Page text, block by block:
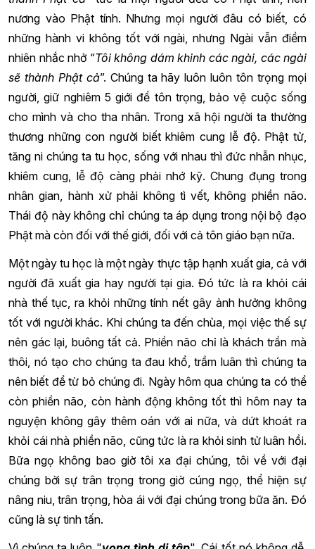
nương vào Phật tính. Nhưng mọi người đâu có biết, có
những hành vi không tốt với ngài, nhưng Ngài vẫn điềm
nhiên nhắc nhở “Tôi không dám khinh các ngài, các ngài
sẽ thành Phật cả”. Chúng ta hãy luôn luôn tôn trọng mọi
người, giữ nghiêm 5 giới để tôn trọng, bảo vệ cuộc sống
cho mình và cho tha nhân. Trong xã hội người ta thường
thương những con người biết khiêm cung lễ độ. Phật tử,
tăng ni chúng ta tu học, sống với nhau thì đức nhẫn nhục,
khiêm cung, lễ độ càng phải nhớ kỹ. Chung đụng trong
nhân gian, hành xử phải không tì vết, không phiền não.
Thái độ này không chỉ chúng ta áp dụng trong nội bộ đạo
Phật mà còn đối với thế giới, đối với cả tôn giáo bạn nữa.
Một ngày tu học là một ngày thực tập hạnh xuất gia, cả với
người đã xuất gia hay người tại gia. Đó tức là ra khỏi cái
nhà thế tục, ra khỏi những tính nết gây ảnh hưởng không
tốt với người khác. Khi chúng ta đến chùa, mọi việc thế sự
nên gác lại, buông tất cả. Phiền não chỉ là khách trần mà
thôi, nó tạo cho chúng ta đau khổ, trầm luân thì chúng ta
nên biết để từ bỏ chúng đi. Ngày hôm qua chúng ta có thể
còn phiền não, còn hành động không tốt thì hôm nay ta
nguyện không gây thêm oán với ai nữa, và dứt khoát ra
khỏi cái nhà phiền não, cũng tức là ra khỏi sinh tử luân hồi.
Bữa ngọ không bao giờ tôi xa đại chúng, tôi về với đại
chúng bởi sự trân trọng trong giờ cúng ngọ, thể hiện sự
nâng niu, trân trọng, hòa ái với đại chúng trong bữa ăn. Đó
cũng là sự tinh tấn.